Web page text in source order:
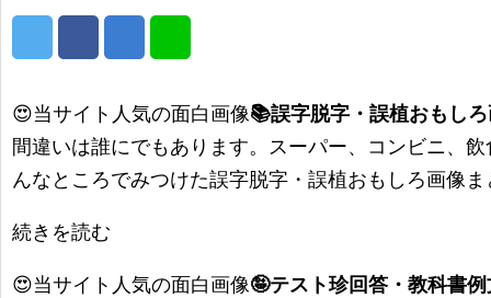
😍当サイト人気の面白画像📚誤字脱字・誤植おもし
間違いは誰にでもあります。スーパー、コンビニ、
んなところでみつけた誤字脱字・誤植おもしろ画像ま
続きを読む
😍当サイト人気の面白画像🤪テスト珍回答・教科書